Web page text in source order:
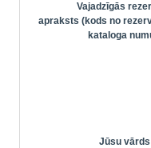
Vajadzīgās
apraksts (kods no
kataloga
Jūsu